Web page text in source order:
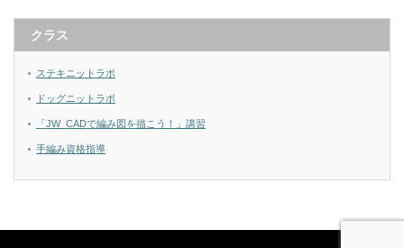
クラス
ステキニットラボ
ドッグニットラボ
「JW_CADで編み図を描こう！」講習
手編み資格指導